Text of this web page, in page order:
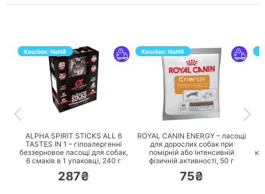
Кешбек:NaN₴
ПЕРЕЙТИ
ALPHA SPIRIT STICKS ALL 6
TASTES IN 1 – гіпоалергенні
беззерновое ласощі для собак,
6 смаків в 1 упаковці, 240 г
287₴
Кешбек:NaN₴
ПЕРЕЙТИ
ROYAL CANIN ENERGY – ласощі
для дорослих собак при
помірній або інтенсивній
фізичній активності, 50 г
75₴